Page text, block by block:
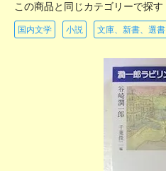
この商品と同じカテゴリーで探す
国内文学 小説 文庫、新書、選書